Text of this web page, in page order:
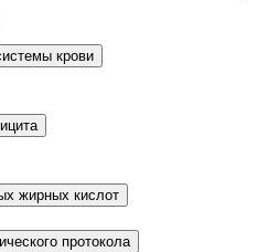
крови
жирных кислот
протокола